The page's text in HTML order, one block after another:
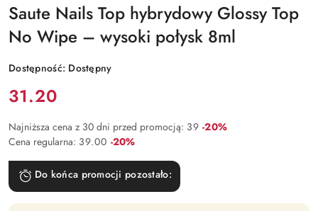
Saute Nails Top hybrydowy Glossy Top
No Wipe – wysoki połysk 8ml
Dostępność: Dostępny
Cena:
31.20
Najniższa cena z 30 dni przed promocją: 39 Rabat:
-20%
Cena regularna: 39.00 Rabat:
-20%
Do końca promocji pozostało: